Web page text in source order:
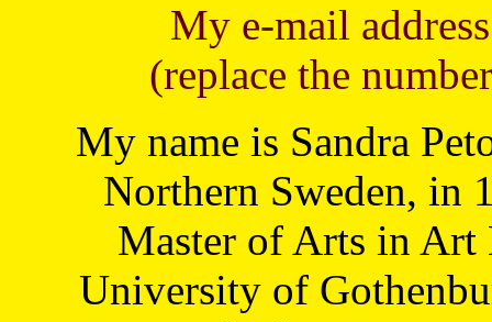
My e-mail
(replace the
My name is Sandra
Northern Sweden, in
Master of Arts in Art
University of